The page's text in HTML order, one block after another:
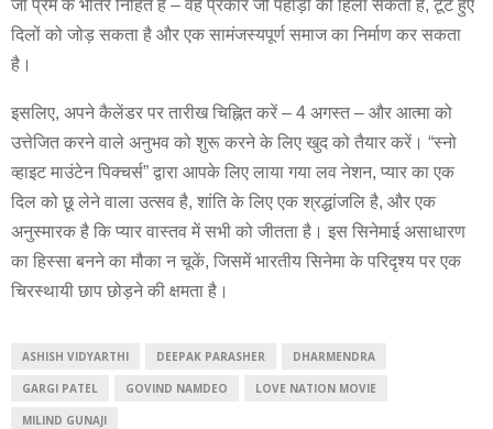
जो प्रेम के भीतर निहित है – वह प्रकार जो पहाड़ों को हिला सकता है, टूटे हुए
दिलों को जोड़ सकता है और एक सामंजस्यपूर्ण समाज का निर्माण कर सकता
है।
इसलिए, अपने कैलेंडर पर तारीख चिह्नित करें – 4 अगस्त – और आत्मा को
उत्तेजित करने वाले अनुभव को शुरू करने के लिए खुद को तैयार करें। “स्नो
व्हाइट माउंटेन पिक्चर्स” द्वारा आपके लिए लाया गया लव नेशन, प्यार का एक
दिल को छू लेने वाला उत्सव है, शांति के लिए एक श्रद्धांजलि है, और एक
अनुस्मारक है कि प्यार वास्तव में सभी को जीतता है। इस सिनेमाई असाधारण
का हिस्सा बनने का मौका न चूकें, जिसमें भारतीय सिनेमा के परिदृश्य पर एक
चिरस्थायी छाप छोड़ने की क्षमता है।
ASHISH VIDYARTHI DEEPAK PARASHER DHARMENDRA
GARGI PATEL GOVIND NAMDEO LOVE NATION MOVIE
MILIND GUNAJI